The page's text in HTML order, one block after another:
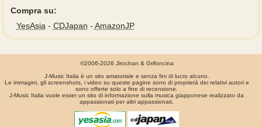
Compra su:
YesAsia- CDJapan - AmazonJP
©2006-2026 Jirochan & Grifoncina
J-Music Italia è un sito amatoriale e senza fini di lucro alcuno.
Le immagini, gli screenshots, i video su queste pagine sono di proprietà dei relativi autori e
sono offerte solo a fine di recensione.
J-Music Italia vuole esser un sito di informazione sulla musica giapponese realizzato da
appassionati per altri appassionati.